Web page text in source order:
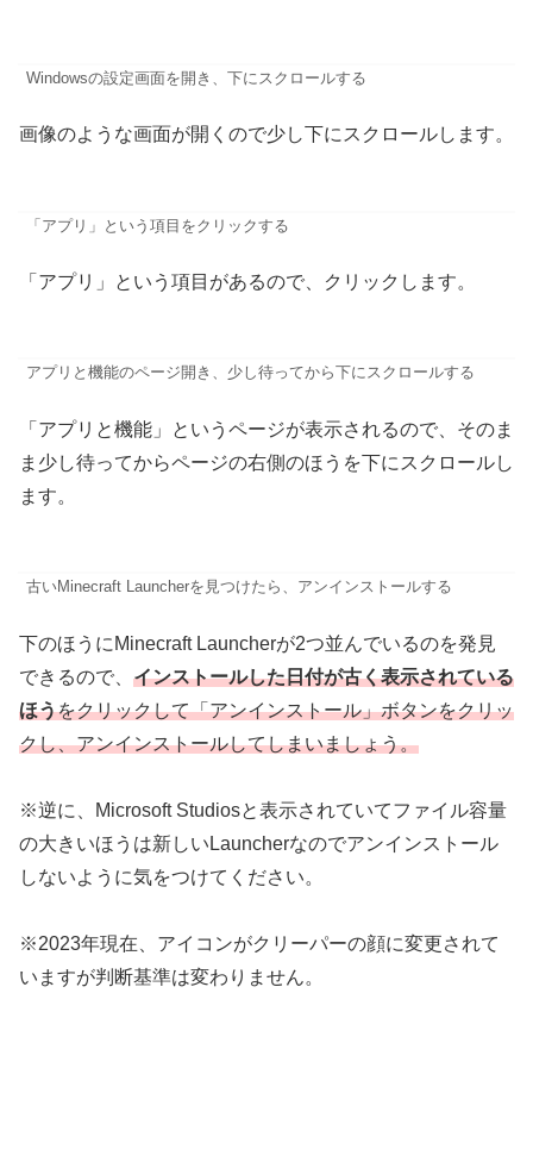
Windowsの設定画面を開き、下にスクロールする
画像のような画面が開くので少し下にスクロールします。
「アプリ」という項目をクリックする
「アプリ」という項目があるので、クリックします。
アプリと機能のページ開き、少し待ってから下にスクロールする
「アプリと機能」というページが表示されるので、そのま
ま少し待ってからページの右側のほうを下にスクロールし
ます。
古いMinecraft Launcherを見つけたら、アンインストールする
下のほうにMinecraft Launcherが2つ並んでいるのを発見
できるので、 インストールした日付が古く表示されている
ほうをクリックして「アンインストール」ボタンをクリッ
クし、アンインストールしてしまいましょう。
※逆に、Microsoft Studiosと表示されていてファイル容量
の大きいほうは新しいLauncherなのでアンインストール
しないように気をつけてください。
※2023年現在、アイコンがクリーパーの顔に変更されて
いますが判断基準は変わりません。